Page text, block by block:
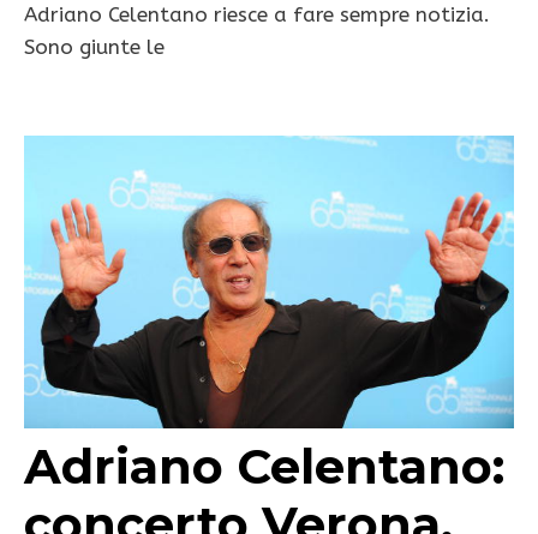
Adriano Celentano riesce a fare sempre notizia.
Sono giunte le
Adriano Celentano: